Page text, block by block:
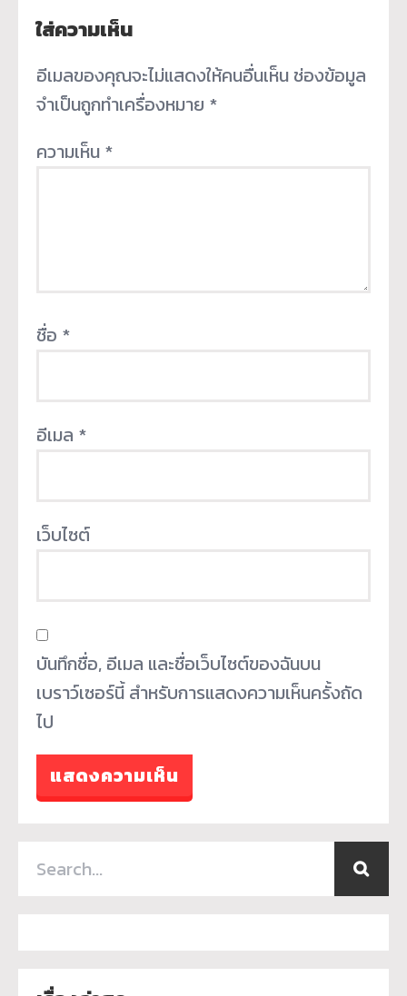
ใส่ความเห็น
อีเมลของคุณจะไม่แสดงให้คนอื่นเห็น ช่องข้อมูล
จำเป็นถูกทำเครื่องหมาย *
ความเห็น *
ชื่อ *
อีเมล *
เว็บไซต์
บันทึกชื่อ, อีเมล และชื่อเว็บไซต์ของฉันบน
เบราว์เซอร์นี้ สำหรับการแสดงความเห็นครั้งถัด
ไป